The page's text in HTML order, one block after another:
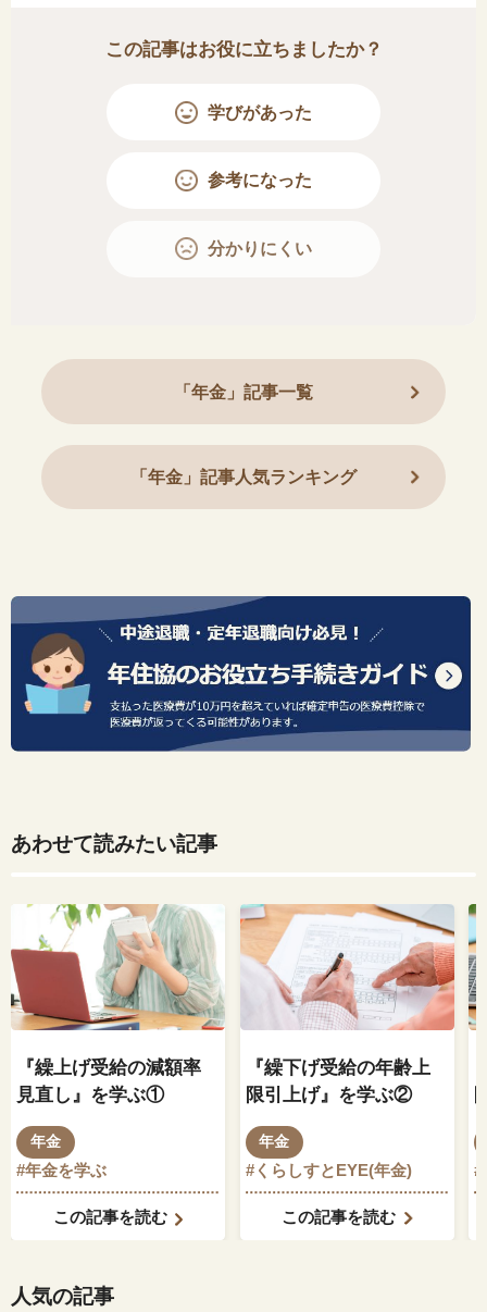
この記事はお役に立ちましたか？
学びがあった
参考になった
分かりにくい
「年金」記事一覧
「年金」記事人気ランキング
あわせて読みたい記事
『繰上げ受給の減額率
見直し』を学ぶ①
年金
#年金を学ぶ
この記事を読む
『繰下げ受給の年齢上
限引上げ』を学ぶ②
年金
#くらしすとEYE(年金)
この記事を読む
#
人気の記事